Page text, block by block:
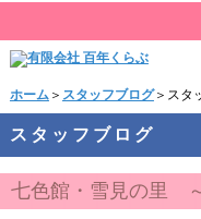
ホーム＞ スタッフブログ＞スタ
スタッフブログ
七色館・雪見の里